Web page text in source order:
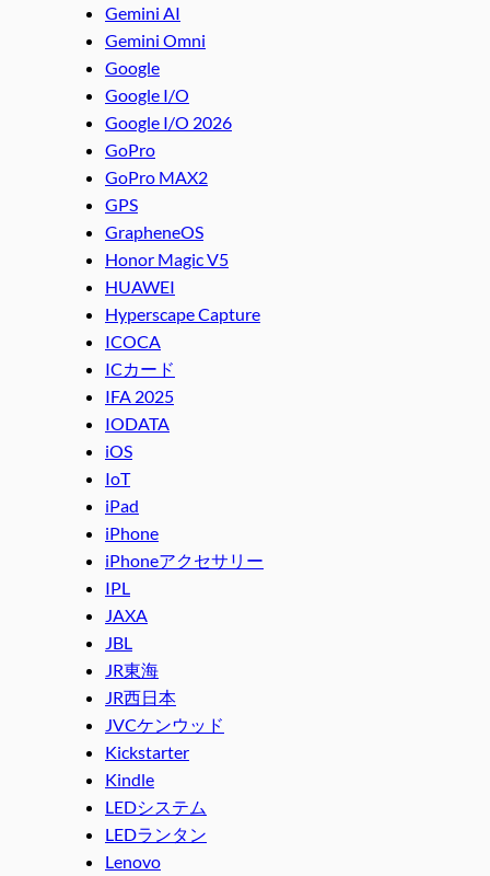
Gemini AI
Gemini Omni
Google
Google I/O
Google I/O 2026
GoPro
GoPro MAX2
GPS
GrapheneOS
Honor Magic V5
HUAWEI
Hyperscape Capture
ICOCA
ICカード
IFA 2025
IODATA
iOS
IoT
iPad
iPhone
iPhoneアクセサリー
IPL
JAXA
JBL
JR東海
JR西日本
JVCケンウッド
Kickstarter
Kindle
LEDシステム
LEDランタン
Lenovo